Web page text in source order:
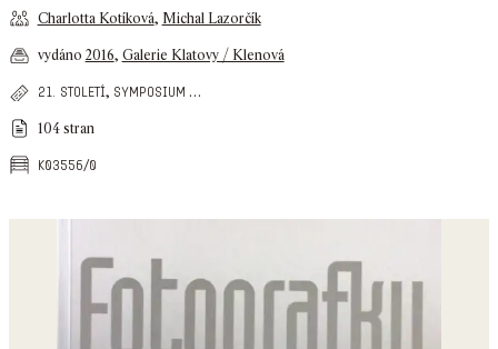
Charlotta Kotíková, Michal Lazorčík
vydáno 2016, Galerie Klatovy / Klenová
21. století, symposium …
104 stran
k03556/0